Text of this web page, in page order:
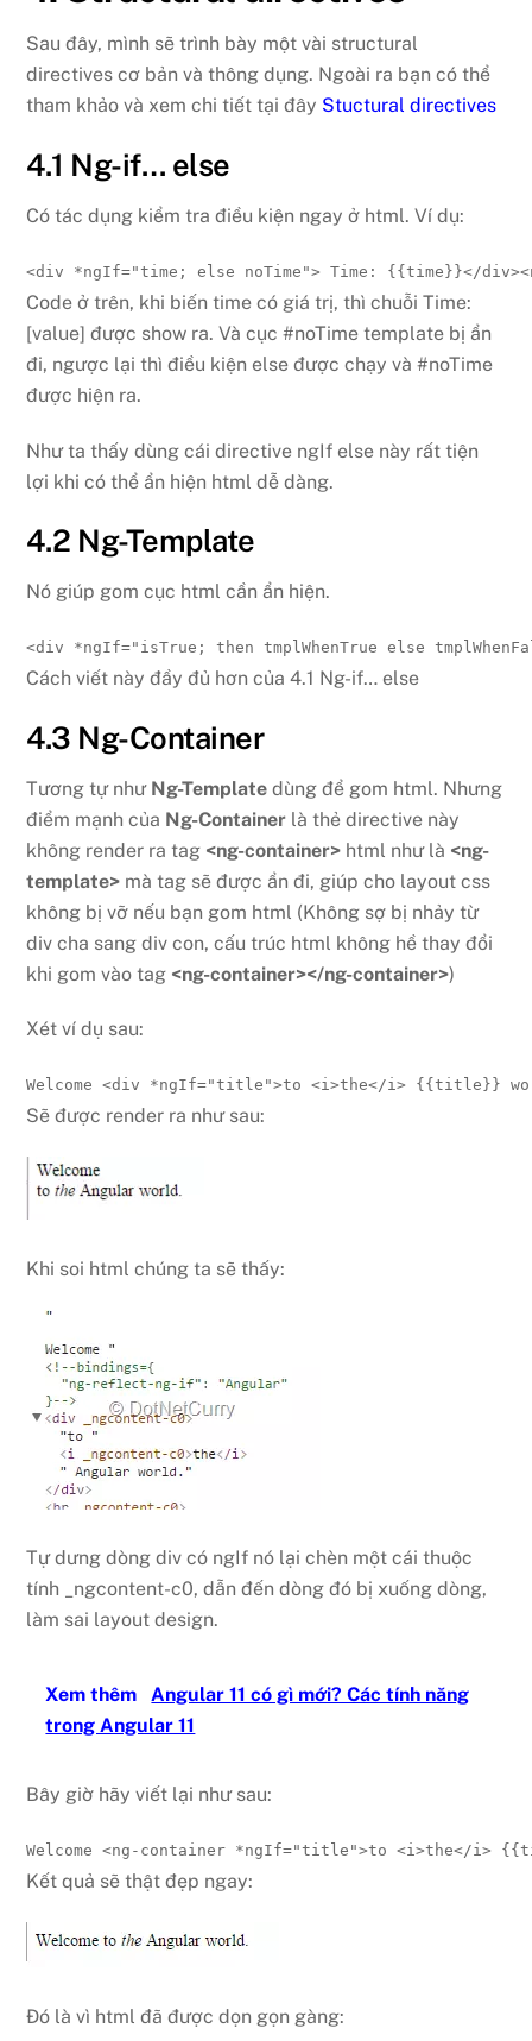
Sau đây, mình sẽ trình bày một vài structural
directives cơ bản và thông dụng. Ngoài ra bạn có thể
tham khảo và xem chi tiết tại đây Stuctural directives
4.1 Ng-if… else
Có tác dụng kiểm tra điều kiện ngay ở html. Ví dụ:
<div *ngIf="time; else noTime "> Time: {{time}}</div><
Code ở trên, khi biến time có giá trị, thì chuỗi Time:
[value] được show ra. Và cục #noTime template bị ẩn
đi, ngược lại thì điều kiện else được chạy và #noTime
được hiện ra.
Như ta thấy dùng cái directive ngIf else này rất tiện
lợi khi có thể ẩn hiện html dễ dàng.
4.2 Ng-Template
Nó giúp gom cục html cần ẩn hiện.
<div *ngIf=" isTrue; then tmplWhenTrue else
Cách viết này đầy đủ hơn của 4.1 Ng-if… else
4.3 Ng-Container
Tương tự như Ng-Template dùng để gom html. Nhưng
điểm mạnh của Ng-Container là thẻ directive này
không render ra tag <ng-container> html như là <ng-
template> mà tag sẽ được ẩn đi, giúp cho layout css
không bị vỡ nếu bạn gom html (Không sợ bị nhảy từ
div cha sang div con, cấu trúc html không hề thay đổi
khi gom vào tag <ng-container></ng-container>)
Xét ví dụ sau:
Welcome <div *ngIf="title ">to <i>the</i> {{title}}
Sẽ được render ra như sau:
Khi soi html chúng ta sẽ thấy:
Tự dưng dòng div có ngIf nó lại chèn một cái thuộc
tính _ngcontent-c0, dẫn đến dòng đó bị xuống dòng,
làm sai layout design.
Xem thêm
Angular 11 có gì mới? Các tính năng
trong Angular 11
Bây giờ hãy viết lại như sau:
Welcome <ng-container *ngIf="title ">to <i>the</i>
Kết quả sẽ thật đẹp ngay:
Đó là vì html đã được dọn gọn gàng: